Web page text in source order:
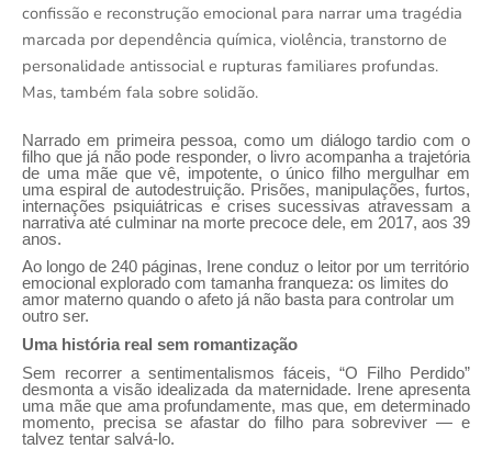
confissão e reconstrução emocional para narrar uma tragédia
marcada por dependência química, violência, transtorno de
personalidade antissocial e rupturas familiares profundas.
Mas, também fala sobre solidão.
Narrado em primeira pessoa, como um diálogo tardio com o
filho que já não pode responder, o livro acompanha a trajetória
de uma mãe que vê, impotente, o único filho mergulhar em
uma espiral de autodestruição. Prisões, manipulações, furtos,
internações psiquiátricas e crises sucessivas atravessam a
narrativa até culminar na morte precoce dele, em 2017, aos 39
anos.
Ao longo de 240 páginas, Irene conduz o leitor por um território
emocional explorado com tamanha franqueza: os limites do
amor materno quando o afeto já não basta para controlar um
outro ser.
Uma história real sem romantização
Sem recorrer a sentimentalismos fáceis, “O Filho Perdido”
desmonta a visão idealizada da maternidade. Irene apresenta
uma mãe que ama profundamente, mas que, em determinado
momento, precisa se afastar do filho para sobreviver — e
talvez tentar salvá-lo.